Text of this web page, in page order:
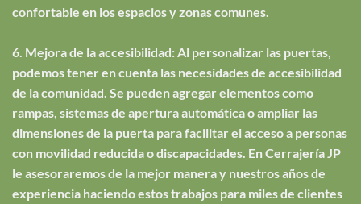
confortable en los espacios y zonas comunes.
6. Mejora de la accesibilidad: Al personalizar las puertas,
podemos tener en cuenta las necesidades de accesibilidad
de la comunidad. Se pueden agregar elementos como
rampas, sistemas de apertura automática o ampliar las
dimensiones de la puerta para facilitar el acceso a personas
con movilidad reducida o discapacidades. En Cerrajería JP
le asesoraremos de la mejor manera y nuestros años de
experiencia haciendo estos trabajos para miles de clientes